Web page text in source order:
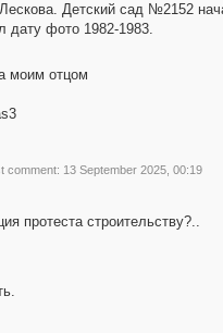
Детский сад №2152
дату фото 1982-1983.
моим отцом
comment: 13 September 2025, 00:19
протеста строительству?..